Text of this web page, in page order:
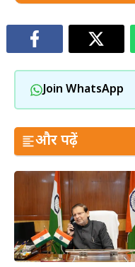
Join WhatsApp
और पढ़ें